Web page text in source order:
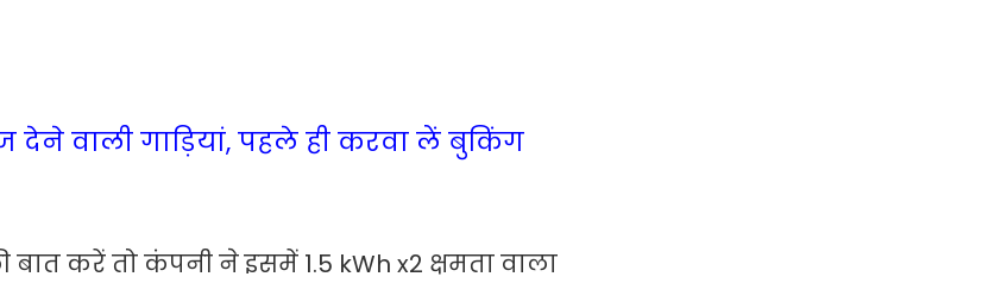
वाली गाड़ियां, पहले ही करवा लें बुकिंग
करें तो कंपनी ने इसमें 1.5 kWh x2 क्षमता वाला